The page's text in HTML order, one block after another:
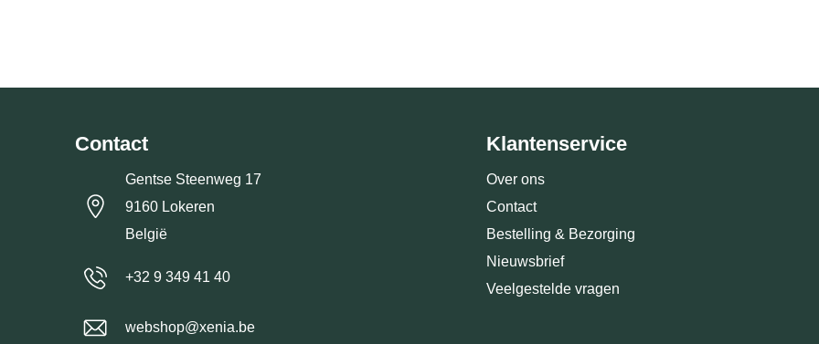
Contact
Gentse Steenweg 17
9160 Lokeren
België
+32 9 349 41 40
webshop@xenia.be
Klantenservice
Over ons
Contact
Bestelling & Bezorging
Nieuwsbrief
Veelgestelde vragen